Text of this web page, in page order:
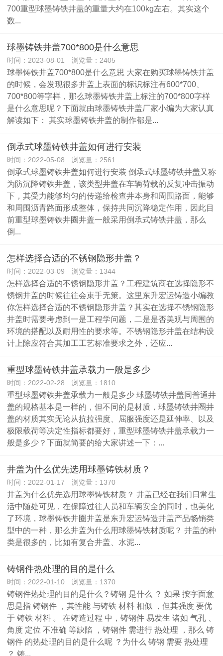
700重型球墨铸铁井盖的重量大约在100kg左右。其实这个
数...
球墨铸铁井盖700*800是什么意思
时间：2023-08-01 浏览量：2405
球墨铸铁井盖700*800是什么意思 大家在购买球墨铸铁井盖
的时候，会发现很多井盖上表面的标识标注有600*700、
700*800等字样，那么球墨铸铁井盖上标注的700*800字样
是什么意思呢？下面就由球墨铸铁井盖厂家小编为大家认真
解读如下： 其实球墨铸铁井盖的制作都是...
倒承式球墨铸铁井盖如何进行安装
时间：2022-05-08 浏览量：2561
倒承式球墨铸铁井盖如何进行安装 倒承式球墨铸铁井盖又称
为防沉降铸铁井盖，该类型井盖在车辆荷载的反复冲击振动
下，其受力能够均匀的传递给检查井本身和周围路面，能够
和周围沥青路面形成整体，保持共同沉降稳定作用，因此目
前重型球墨铸铁井圈井盖一般采用倒承式铸铁井盖，那么
倒...
怎样选择合适的不锈钢隐形井盖？
时间：2022-03-09 浏览量：1344
怎样选择合适的不锈钢隐形井盖？工程建筑商在选择隐形不
锈钢井盖的时候往往会束手无策。这里东升宏运铸造小编教
你怎样选择合适的不锈钢隐形井盖？其实在选择不锈钢隐形
井盖时需要考虑到一是工程学问题，二是是否美观与周围的
环境的搭配以及耐用性的要求等。不锈钢隐形井盖在结构设
计上除应符合其加工工艺标准要求之外，还应...
重型球墨铸铁井盖承载力一般是多少
时间：2022-02-28 浏览量：1810
重型球墨铸铁井盖承载力一般是多少 球墨铸铁井盖同普通井
盖的规格基本是一样的，但不同的是材质，球墨铸铁井圈井
盖的材质其实无论从抗拉强度、屈服强度还是延伸率、以及
极限载荷等决定性指标都要好，重型球墨铸铁井盖承载力一
般是多少？下面就简要的给大家讲述一下：...
井盖为什么优先选用球墨铸铁材质？
时间：2022-01-17 浏览量：1370
井盖为什么优先选用球墨铸铁材质？ 井盖已经在我们日常生
活中随处可见，在保障过往人员和车辆安全的同时，也美化
了环境，球墨铸铁井圈井盖是东升宏运铸造井盖产品畅销类
型中的一种，那么井盖为什么用球墨铸铁材质呢？ 井盖的种
类是很多的，比如有复合井盖、水泥...
铸钢件热处理的目的是什么
时间：2022-01-10 浏览量：1370
铸钢件热处理的目的是什么？铸钢 是什么 ？ 如果 按字面意
思是指 铸钢件 ，其性能 与铸铁 材料 相似 ，但其强度 要优
于 铸铁 材料 。 在铸造过程 中，铸钢件 易发生 诸如 气孔 、
角度 定位 不准确 等缺陷 ，铸钢件 需进行 热处理 ，那么 铸
钢件 的热处理的目的是什么呢 ？为什么 铸钢 需要 热处理
？ 铸...